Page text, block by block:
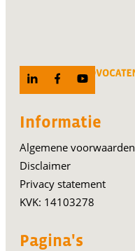
Informatie
Algemene voorwaarden
Disclaimer
Privacy statement
KVK: 14103278
Pagina's